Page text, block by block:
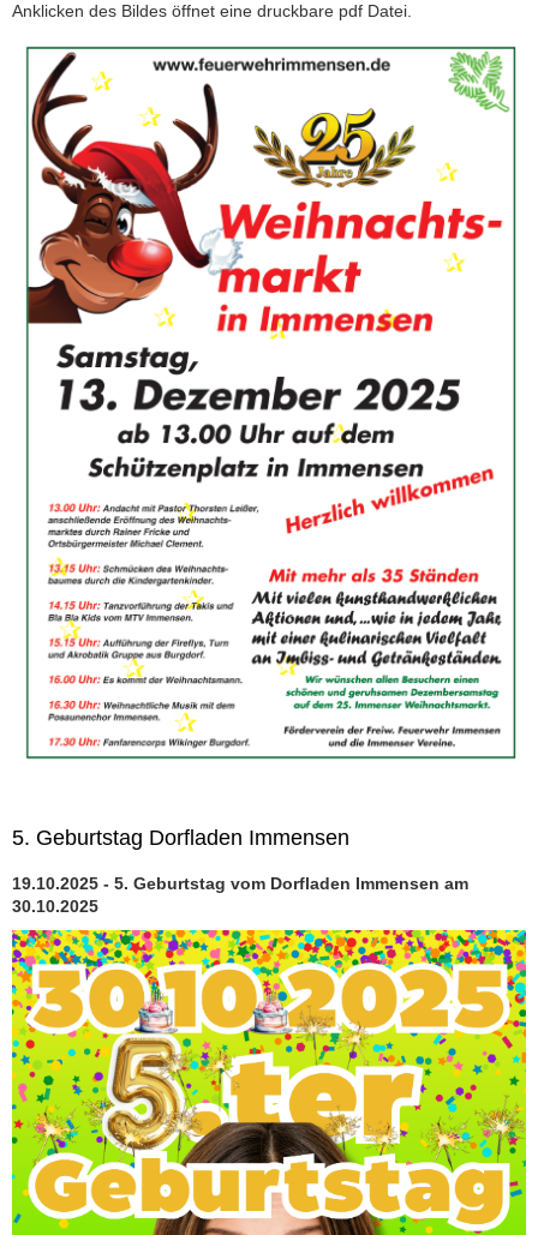
Anklicken des Bildes öffnet eine druckbare pdf Datei.
5. Geburtstag Dorfladen Immensen
19.10.2025 - 5. Geburtstag vom Dorfladen Immensen am
30.10.2025